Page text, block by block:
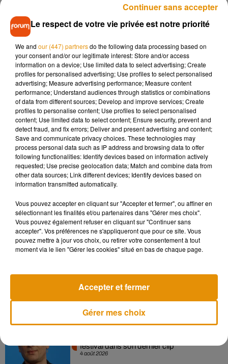
Pour Le Crocodile, il y a 1033 avis laissés avec une note
globale de 4,5/5. Côté menu, entre terrine de foie gras de
canard, filet de chevreuil rôti mais aussi belle langoustine
bretonne, il faudra quand même sortir le porte-monnaie. Pas
un menu en dessous de 50 euros.
À noter que des traveller’s choice awards ont aussi été élus
du côté des hôtels du globe. Le premier et seul hôtel parisien
du classement arrive huitième. Il s’agit de l’hôtelLa Réserve
à Paris.
Musique
5 août 2026
Après le film, bientôt une docu-série sur
le père de Michael Jackson
4 août 2026
4 août 2026
festival dans son dernier clip
Le respect de votre vie privée est notre priorité
We and our (447) partnersdo the following data processing based on
your consent and/or our legitimate interest: Store and/or access
information on a device; Use limited data to select advertising; Create
profiles for personalised advertising; Use profiles to select personalised
advertising; Measure advertising performance; Measure content
performance; Understand audiences through statistics or combinations
of data from different sources; Develop and improve services; Create
profiles to personalise content; Use profiles to select personalised
content; Use limited data to select content; Ensure security, prevent and
detect fraud, and fix errors; Deliver and present advertising and content;
Save and communicate privacy choices. These technologies may
process personal data such as IP address and browsing data to offer
following functionalities: Identify devices based on information actively
requested; Use precise geolocation data; Match and combine data from
other data sources; Link different devices; Identify devices based on
information transmitted automatically.
Vous pouvez accepter en cliquant sur "Accepter et fermer", ou affiner en
sélectionnant les finalités et/ou partenaires dans "Gérer mes choix".
Vous pouvez également refuser en cliquant sur "Continuer sans
accepter". Vos préférences ne s'appliqueront que pour ce site. Vous
pouvez mettre à jour vos choix, ou retirer votre consentement à tout
moment via le lien "Gérer les cookies" situé en bas de chaque page.
Gérer mes choix
Accepter et fermer
Continuer sans accepter